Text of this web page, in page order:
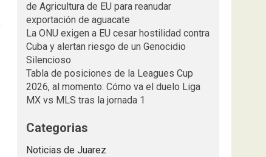
de Agricultura de EU para reanudar
exportación de aguacate
La ONU exigen a EU cesar hostilidad contra
Cuba y alertan riesgo de un Genocidio
Silencioso
Tabla de posiciones de la Leagues Cup
2026, al momento: Cómo va el duelo Liga
MX vs MLS tras la jornada 1
Categorias
Noticias de Juarez